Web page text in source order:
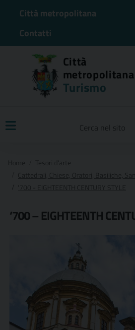
Città metropolitana
Contatti
Città
Turismo
‘700 – EIGHTEENTH